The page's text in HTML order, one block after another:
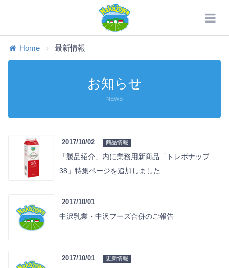
Home 最新情報
お知らせ
NEWS
2017/10/02 商品情報
「製品紹介」内に業務用新商品「トレボナップ
38」特集ページを追加しました
2017/10/01
中沢乳業・中沢フーズ合併のご報告
2017/10/01 更新情報